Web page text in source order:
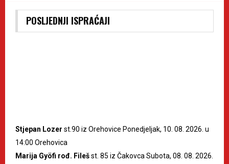
POSLJEDNJI ISPRAĆAJI
Stjepan Lozer st.90 iz Orehovice Ponedjeljak, 10. 08. 2026. u
14:00 Orehovica
Marija Gyöfi rođ. Filešst. 85 iz Čakovca Subota, 08. 08. 2026.